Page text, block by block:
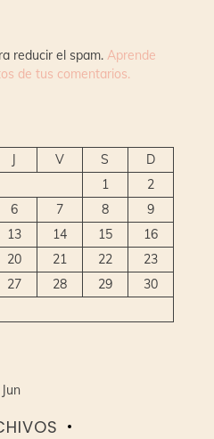
reducir el spam. Aprende
de tus comentarios.
J V S
D
1
2
6 7 8
9
13 14 15
16
20 21 22
23
27 28 29
30
Jun